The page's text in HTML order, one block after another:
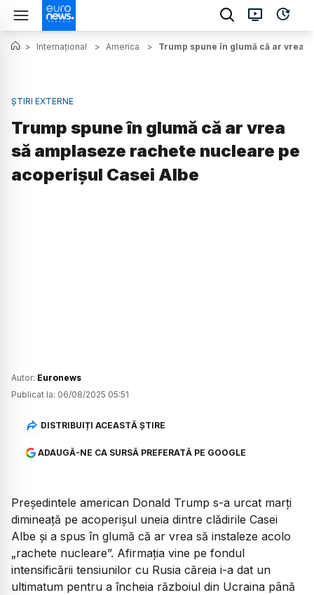
> Internațional > America > Trump spune în glumă că ar vrea
ȘTIRI EXTERNE
Trump spune în glumă că ar vrea
să amplaseze rachete nucleare pe
acoperișul Casei Albe
Autor: Euronews
Publicat la: 06/08/2025 05:51
DISTRIBUIȚI ACEASTĂ ȘTIRE
ADAUGĂ-NE CA SURSĂ PREFERATĂ PE GOOGLE
Președintele american Donald Trump s-a urcat marți
dimineață pe acoperișul uneia dintre clădirile Casei
Albe și a spus în glumă că ar vrea să instaleze acolo
„rachete nucleare”. Afirmația vine pe fondul
intensificării tensiunilor cu Rusia căreia i-a dat un
ultimatum pentru a încheia războiul din Ucraina până